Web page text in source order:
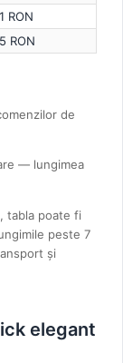
RON
RON
de
— lungimea
tabla poate fi
peste 7
și
elegant